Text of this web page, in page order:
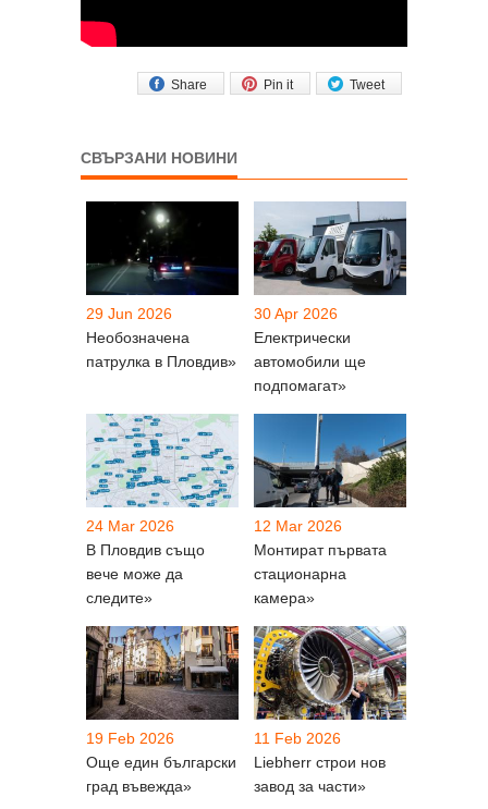
Tweet
Pin it
Share
СВЪРЗАНИ НОВИНИ
29 Jun 2026
Необозначена
патрулка в Пловдив»
30 Apr 2026
Електрически
автомобили ще
подпомагат»
24 Mar 2026
В Пловдив също
вече може да
следите»
12 Mar 2026
Монтират първата
стационарна
камера»
19 Feb 2026
Още един български
град въвежда»
11 Feb 2026
Liebherr строи нов
завод за части»